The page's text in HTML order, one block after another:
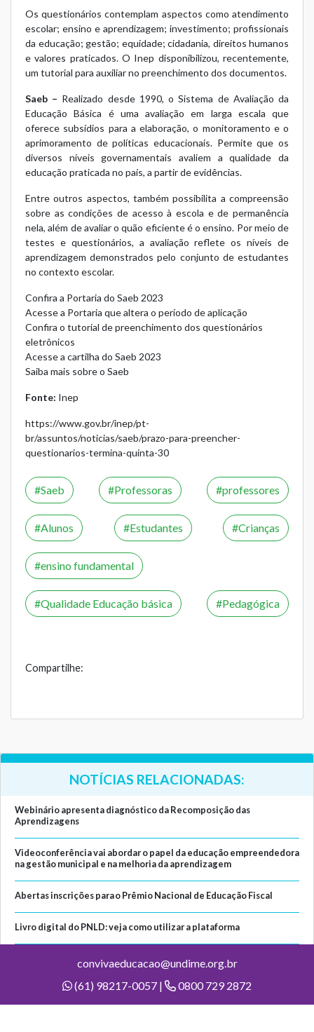
Os questionários contemplam aspectos como atendimento
escolar; ensino e aprendizagem; investimento; profissionais
da educação; gestão; equidade; cidadania, direitos humanos
e valores praticados. O Inep disponibilizou, recentemente,
um tutorial para auxiliar no preenchimento dos documentos.
Saeb – Realizado desde 1990, o Sistema de Avaliação da
Educação Básica é uma avaliação em larga escala que
oferece subsídios para a elaboração, o monitoramento e o
aprimoramento de políticas educacionais. Permite que os
diversos níveis governamentais avaliem a qualidade da
educação praticada no país, a partir de evidências.
Entre outros aspectos, também possibilita a compreensão
sobre as condições de acesso à escola e de permanência
nela, além de avaliar o quão eficiente é o ensino. Por meio de
testes e questionários, a avaliação reflete os níveis de
aprendizagem demonstrados pelo conjunto de estudantes
no contexto escolar.
Confira a Portaria do Saeb 2023
Acesse a Portaria que altera o período de aplicação
Confira o tutorial de preenchimento dos questionários
eletrônicos
Acesse a cartilha do Saeb 2023
Saiba mais sobre o Saeb
Fonte: Inep
https://www.gov.br/inep/pt-
br/assuntos/noticias/saeb/prazo-para-preencher-
questionarios-termina-quinta-30
Saeb Professoras professores
Alunos Estudantes Crianças
ensino fundamental
Qualidade Educação básica Pedagógica
Compartilhe:
NOTÍCIAS RELACIONADAS:
Webinário apresenta diagnóstico da Recomposição das
Aprendizagens
Videoconferência vai abordar o papel da educação empreendedora
na gestão municipal e na melhoria da aprendizagem
Abertas inscrições para o Prêmio Nacional de Educação Fiscal
Livro digital do PNLD: veja como utilizar a plataforma
convivaeducacao@undime.org.br
(61) 98217-0057 |
0800 729 2872